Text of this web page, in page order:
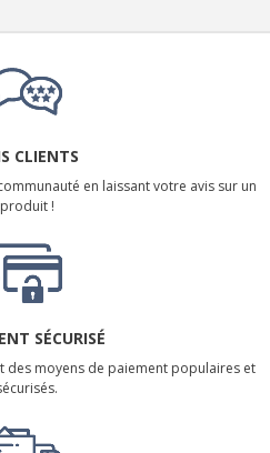
CLIENTS
en laissant votre avis sur un
produit !
SÉCURISÉ
moyens de paiement populaires et